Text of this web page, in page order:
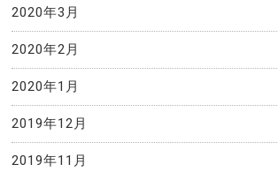
2020年3月
2020年2月
2020年1月
2019年12月
2019年11月